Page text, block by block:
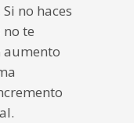
no haces
te
aumento